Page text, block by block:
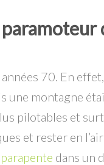
70. En
une montagne
pilotables et
et rester en
dans un